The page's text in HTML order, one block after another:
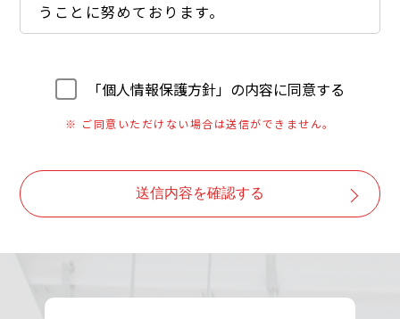
うことに努めております。
A) お客様のご要望に合わせたサービスをご提供す
B) お問い合わせいただいたご質問への回答のご連
・取得した個人情報は、ご本人の同意なしに目的以外で
は利用しません。
委託業者も監督します。
・ご本人からの求めに応じ情報を開示します。
「個人情報保護方針」の内容に同意する
※ ご同意いただけない場合は送信ができません。
送信内容を確認する